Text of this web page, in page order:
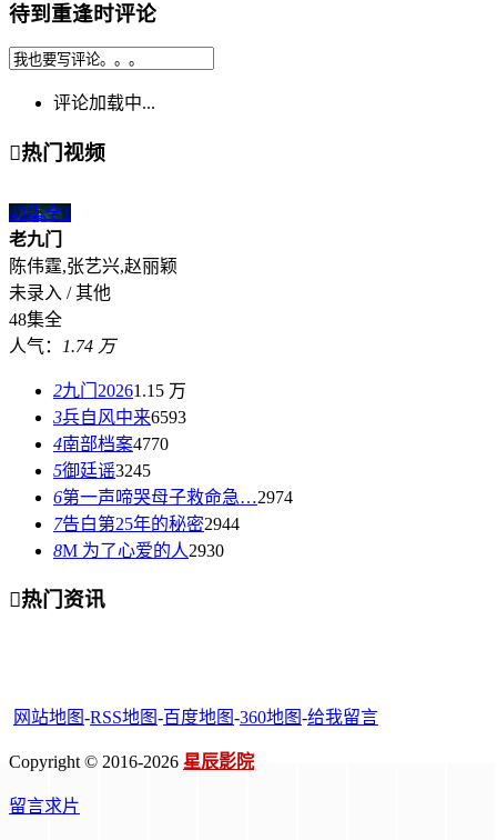
待到重逢时评论
评论加载中...
热门视频
48集全1
老九门
陈伟霆,张艺兴,赵丽颖
未录入 / 其他
48集全
人气：
1.74 万
2九门20261.15 万
3兵自风中来6593
4南部档案4770
5御廷谣3245
6第一声啼哭母子救命急…2974
7告白第25年的秘密2944
8M 为了心爱的人2930
热门资讯
网站地图-RSS地图-百度地图-360地图-给我留言
Copyright © 2016-2026 星辰影院
留言求片